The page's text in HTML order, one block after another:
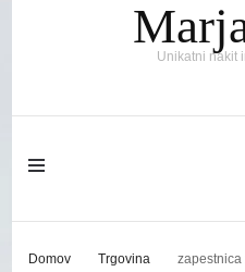
Unikatni nakit
Domov Trgovina zapestnica